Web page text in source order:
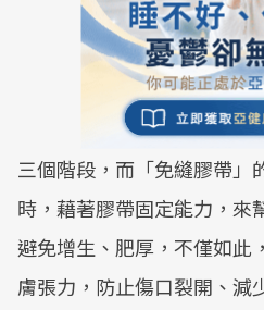
三個階段，而「免縫膠帶」
時，藉著膠帶固定能力，來
避免增生、肥厚，不僅如此
膚張力，防止傷口裂開、減